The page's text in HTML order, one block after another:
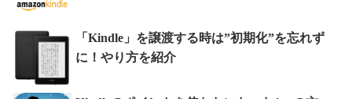
「Kindle」を譲渡する時は”初期化”を忘れず
に！やり方を紹介